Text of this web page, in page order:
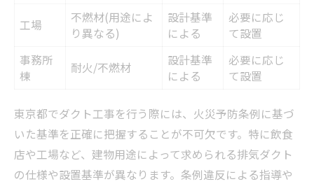
工場
不燃材(用途によ
り異なる)
設計基準
による
必要に応じ
て設置
事務所
棟
耐火/不燃材
設計基準
による
必要に応じ
て設置
東京都でダクト工事を行う際には、火災予防条例に基づ
いた基準を正確に把握することが不可欠です。特に飲食
店や工場など、建物用途によって求められる排気ダクト
の仕様や設置基準が異なります。条例違反による指導や